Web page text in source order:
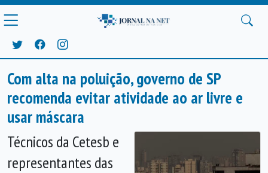
Com alta na poluição, governo de SP
recomenda evitar atividade ao ar livre e
usar máscara
Técnicos da Cetesb e
representantes das